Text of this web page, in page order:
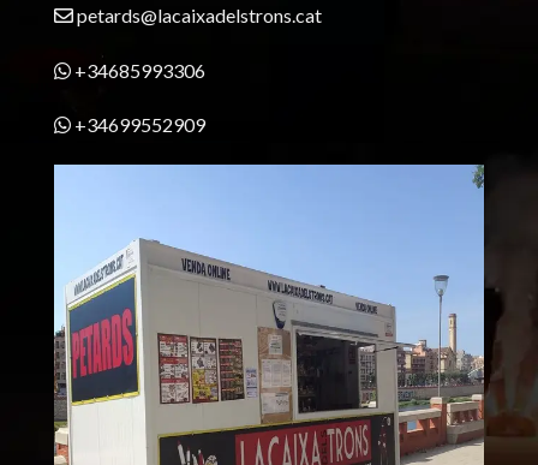
petards@lacaixadelstrons.cat
+34685993306
+34699552909